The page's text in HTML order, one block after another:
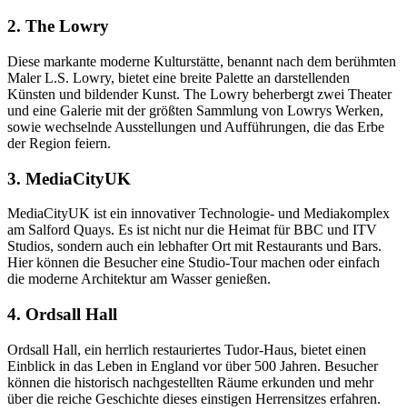
2. The Lowry
Diese markante moderne Kulturstätte, benannt nach dem berühmten
Maler L.S. Lowry, bietet eine breite Palette an darstellenden
Künsten und bildender Kunst. The Lowry beherbergt zwei Theater
und eine Galerie mit der größten Sammlung von Lowrys Werken,
sowie wechselnde Ausstellungen und Aufführungen, die das Erbe
der Region feiern.
3. MediaCityUK
MediaCityUK ist ein innovativer Technologie- und Mediakomplex
am Salford Quays. Es ist nicht nur die Heimat für BBC und ITV
Studios, sondern auch ein lebhafter Ort mit Restaurants und Bars.
Hier können die Besucher eine Studio-Tour machen oder einfach
die moderne Architektur am Wasser genießen.
4. Ordsall Hall
Ordsall Hall, ein herrlich restauriertes Tudor-Haus, bietet einen
Einblick in das Leben in England vor über 500 Jahren. Besucher
können die historisch nachgestellten Räume erkunden und mehr
über die reiche Geschichte dieses einstigen Herrensitzes erfahren.